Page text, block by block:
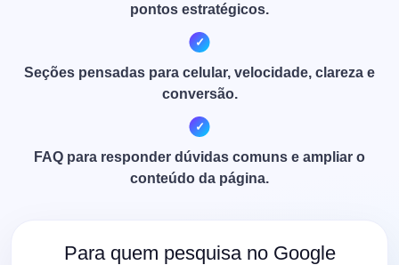
pontos estratégicos.
Seções pensadas para celular, velocidade, clareza e
conversão.
FAQ para responder dúvidas comuns e ampliar o
conteúdo da página.
Para quem pesquisa no Google